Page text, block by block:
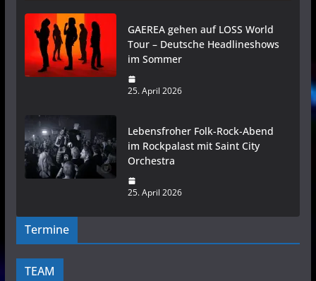
GAEREA gehen auf LOSS World
Tour – Deutsche Headlineshows
im Sommer
25. April 2026
Lebensfroher Folk-Rock-Abend
im Rockpalast mit Saint City
Orchestra
25. April 2026
Termine
TEAM